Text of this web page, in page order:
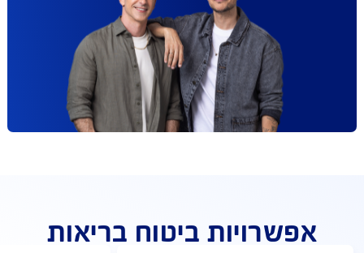
להצעת מחיר משתלמת
בכפוף לרכישת פוליסת ניתוחים בישראל בחברה, בהתאם
לתנאי הפוליסה ומדיניות החיתום של החברה. איי איי ג'י
ישראל חברה לביטוח בע"מ.